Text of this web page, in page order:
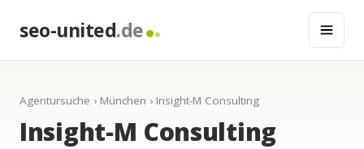
seo-united.de
Agentursuche › München › Insight-M Consulting
Insight-M Consulting